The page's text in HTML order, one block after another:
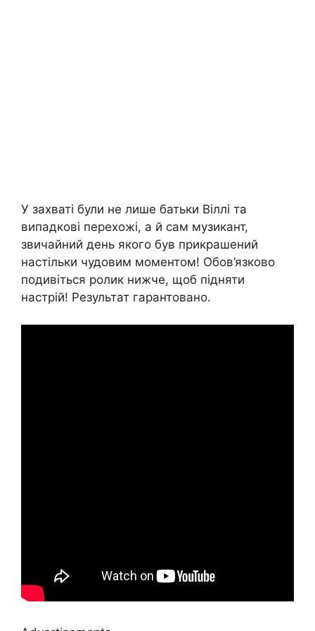
У захваті були не лише батьки Віллі та
випадкові перехожі, а й сам музикант,
звичайний день якого був прикрашений
настільки чудовим моментом! Обов’язково
подивіться ролик нижче, щоб підняти
настрій! Результат гарантовано.